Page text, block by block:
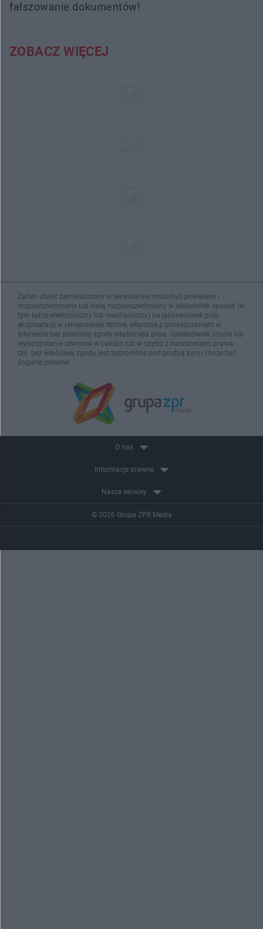
fałszowanie dokumentów!
ZOBACZ WIĘCEJ
Żaden utwór zamieszczony w serwisie nie może być powielany i
rozpowszechniany lub dalej rozpowszechniany w jakikolwiek sposób (w
tym także elektroniczny lub mechaniczny) na jakimkolwiek polu
eksploatacji w jakiejkolwiek formie, włącznie z umieszczaniem w
Internecie bez pisemnej zgody właściciela praw. Jakiekolwiek użycie lub
wykorzystanie utworów w całości lub w części z naruszeniem prawa,
tzn. bez właściwej zgody, jest zabronione pod groźbą kary i może być
ścigane prawnie.
O nas
Informacje prawne
Nasze serwisy
© 2026 Grupa ZPR Media